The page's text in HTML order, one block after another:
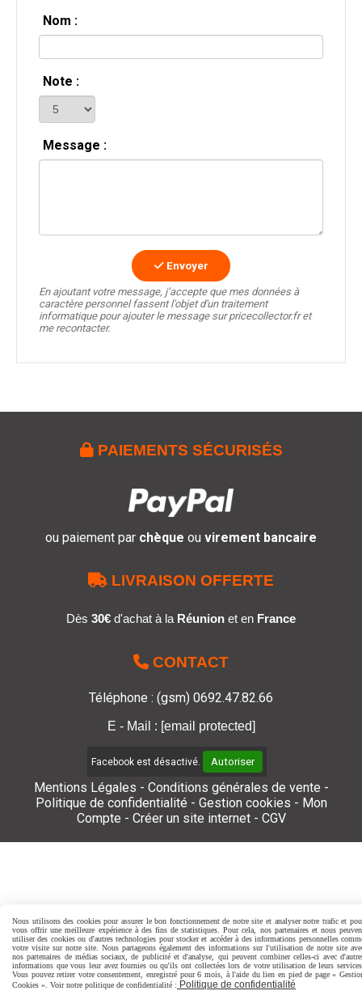
Nom :
Note :
Message :
Envoyer
En ajoutant votre message, j’accepte que mes données à
caractère personnel fassent l'objet d'un traitement
informatique pour ajouter le message sur pricecollector.fr et
me recontacter.
 PAIEMENTS SÉCURISÉS
ou paiement par chèque ou virement bancaire
 LIVRAISON OFFERTE
Dès 30€ d'achat à la Réunion et en France
 CONTACT
Téléphone : (gsm) 0692.47.82.66
E - Mail : [email protected]
Facebook est désactivé. Autoriser
Mentions Légales
Conditions générales de vente
Politique de confidentialité
Gestion cookies
Mon
Compte
Créer un site internet CGV
Nous utilisons des cookies pour assurer le bon fonctionnement de notre site et analyser notre trafic et
vous offrir une meilleure expérience à des fins de statistiques. Pour cela, nos partenaires et nous
utiliser des cookies ou d'autres technologies pour stocker et accéder à des informations personnelles
votre visite sur notre site. Nous partageons également des informations sur l'utilisation de notre site
nos partenaires de médias sociaux, de publicité et d'analyse, qui peuvent combiner celles-ci avec
informations que vous leur avez fournies ou qu'ils ont collectées lors de votre utilisation de leurs
Vous pouvez retirer votre consentement, enregistré pour 6 mois, à l'aide du lien en pied de page «
Cookies ». Voir notre politique de confidentialité : Politique de confidentialité